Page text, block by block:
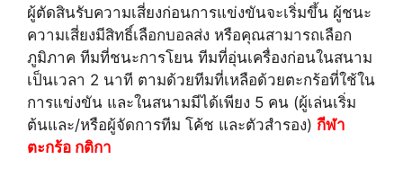
ผู้ตัดสินรับความเสี่ยงก่อนการแข่งขันจะเริ่มขึ้น ผู้ชนะ
ความเสี่ยงมีสิทธิ์เลือกบอลส่ง หรือคุณสามารถเลือก
ภูมิภาค ทีมที่ชนะการโยน ทีมที่อุ่นเครื่องก่อนในสนาม
เป็นเวลา 2 นาที ตามด้วยทีมที่เหลือด้วยตะกร้อที่ใช้ใน
การแข่งขัน และในสนามมีได้เพียง 5 คน (ผู้เล่นเริ่ม
ต้นและ/หรือผู้จัดการทีม โค้ช และตัวสำรอง) กีฬา
ตะกร้อ กติกา